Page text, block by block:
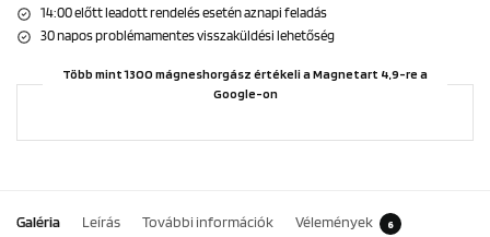
14:00 előtt leadott rendelés esetén aznapi feladás
30 napos problémamentes visszaküldési lehetőség
Több mint 1300 mágneshorgász értékeli a Magnetart 4,9-re a
Google-on
Galéria Leírás További információk Vélemények 6